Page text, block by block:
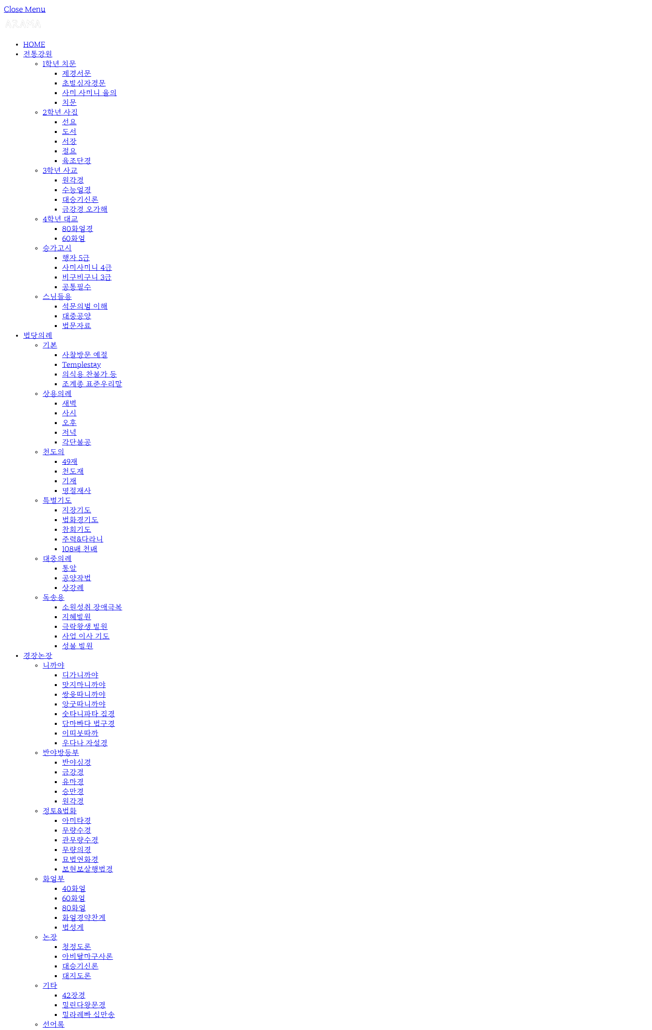
Close Menu
HOME
전통강원
1학년 치문
제경서문
초발심자경문
사미 사미니 율의
치문
2학년 사집
선요
도서
서장
절요
육조단경
3학년 사교
원각경
수능엄경
대승기신론
금강경 오가해
4학년 대교
80화엄경
60화엄
승가고시
행자 5급
사미사미니 4급
비구비구니 3급
공통필수
스님들용
석문의범 이해
대중공양
법문자료
법당의례
기본
사찰방문 예절
Templestay
의식용 찬불가 등
조계종 표준우리말
상용의례
새벽
사시
오후
저녁
각단불공
천도의
49재
천도재
기재
명절재사
특별기도
지장기도
법화경기도
참회기도
주력&다라니
108배 천배
대중의례
통알
공양작법
상강례
독송용
소원성취 장애극복
지혜발원
극락왕생 발원
사업 이사 기도
성불 발원
경장논장
니까야
디가니까야
맛지마니까야
쌍윳따니까야
앙굿따니까야
숫타니파타 집경
담마빠다 법구경
이띠붓따까
우다나 자설경
반야방등부
반야심경
금강경
유마경
승만경
원각경
정토&법화
아미타경
무량수경
관무량수경
무량의경
묘법연화경
보현보살행법경
화엄부
40화엄
60화엄
80화엄
화엄경약찬게
법성게
논장
청정도론
아비달마구사론
대승기신론
대지도론
기타
42장경
밀린다왕문경
밀라레빠 십만송
선어록